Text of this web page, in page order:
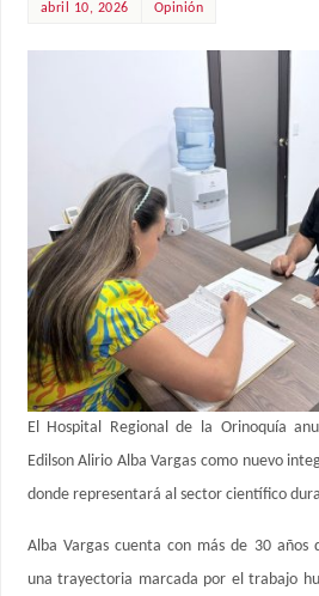
abril 10, 2026 Opinión
El Hospital Regional de la Orinoquía
Edilson Alirio Alba Vargas como nuevo
donde representará al sector científico
Alba Vargas cuenta con más de 30 años
una trayectoria marcada por el trabajo